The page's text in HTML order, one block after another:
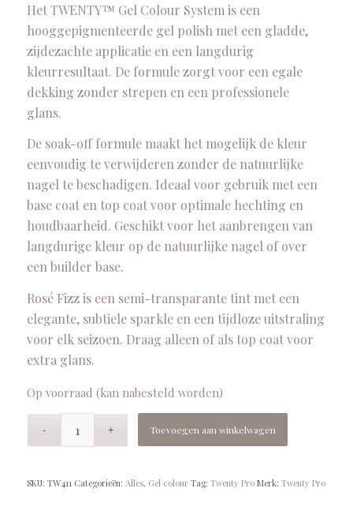
Het TWENTY™ Gel Colour System is een
hooggepigmenteerde gel polish met een gladde,
zijdezachte applicatie en een langdurig
kleurresultaat. De formule zorgt voor een egale
dekking zonder strepen en een professionele
glans.
De soak-off formule maakt het mogelijk de kleur
eenvoudig te verwijderen zonder de natuurlijke
nagel te beschadigen. Ideaal voor gebruik met een
base coat en top coat voor optimale hechting en
houdbaarheid. Geschikt voor het aanbrengen van
langdurige kleur op de natuurlijke nagel of over
een builder base.
Rosé Fizz is een semi-transparante tint met een
elegante, subtiele sparkle en een tijdloze uitstraling
voor elk seizoen. Draag alleen of als top coat voor
extra glans.
Op voorraad (kan nabesteld worden)
Toevoegen aan winkelwagen
SKU: TW411 Categorieën: Alles, Gel colour Tag: Twenty Pro Merk: Twenty Pro